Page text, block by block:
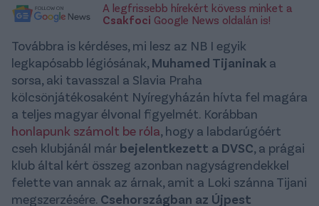
A legfrissebb hírekért kövess minket a
Csakfoci Google News oldalán is!
Továbbra is kérdéses, mi lesz az NB I egyik
legkapósabb légiósának, Muhamed Tijaninak a
sorsa, aki tavasszal a Slavia Praha
kölcsönjátékosaként Nyíregyházán hívta fel magára
a teljes magyar élvonal figyelmét. Korábban
honlapunk számolt be róla, hogy a labdarúgóért
cseh klubjánál már bejelentkezett a DVSC, a prágai
klub által kért összeg azonban nagyságrendekkel
felette van annak az árnak, amit a Loki szánna Tijani
megszerzésére. Csehországban az Újpest